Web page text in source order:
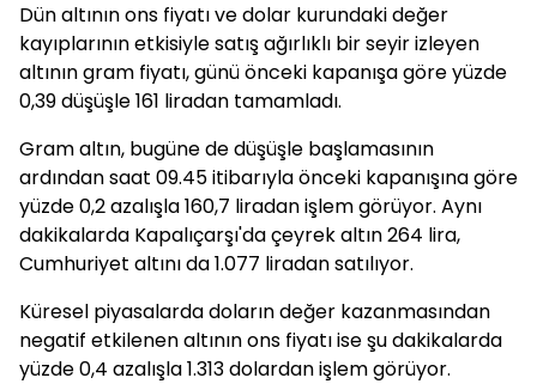
Dün altının ons fiyatı ve dolar kurundaki değer
kayıplarının etkisiyle satış ağırlıklı bir seyir izleyen
altının gram fiyatı, günü önceki kapanışa göre yüzde
0,39 düşüşle 161 liradan tamamladı.
Gram altın, bugüne de düşüşle başlamasının
ardından saat 09.45 itibarıyla önceki kapanışına göre
yüzde 0,2 azalışla 160,7 liradan işlem görüyor. Aynı
dakikalarda Kapalıçarşı'da çeyrek altın 264 lira,
Cumhuriyet altını da 1.077 liradan satılıyor.
Küresel piyasalarda doların değer kazanmasından
negatif etkilenen altının ons fiyatı ise şu dakikalarda
yüzde 0,4 azalışla 1.313 dolardan işlem görüyor.